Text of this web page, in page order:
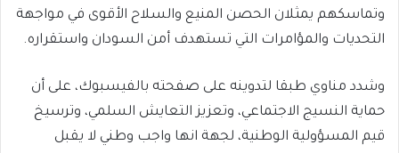
وتماسكهم يمثلان الحصن المنيع والسلاح الأقوى في مواجهة
التحديات والمؤامرات التي تستهدف أمن السودان واستقراره.
وشدد مناوي طبقا لتدوينه على صفحته بالفيسبوك، على أن
حماية النسيج الاجتماعي، وتعزيز التعايش السلمي، وترسيخ
قيم المسؤولية الوطنية، لجهة انها واجب وطني لا يقبل